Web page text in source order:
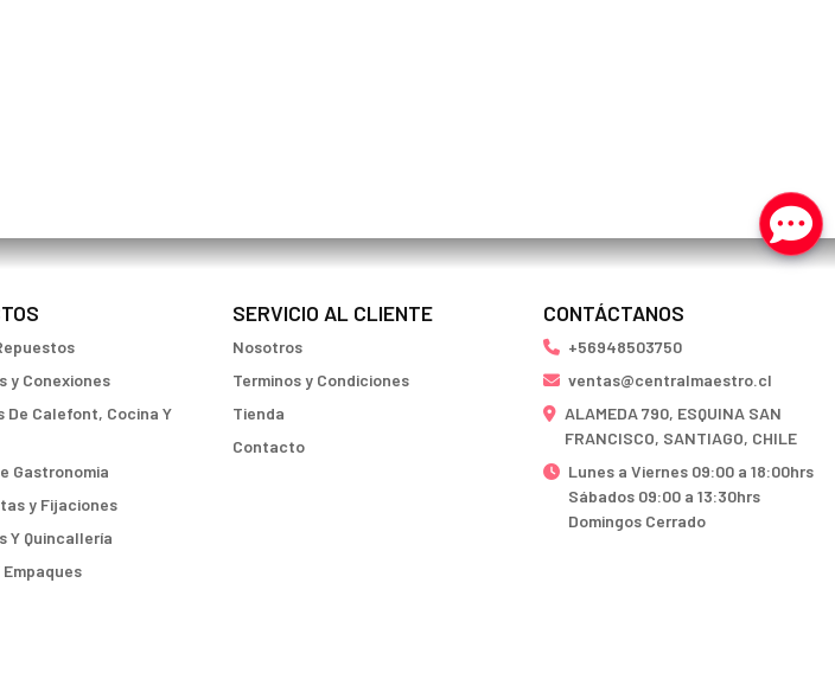
y Conexiones
De Calefont, Cocina Y
Gastronomia
y Fijaciones
Y Quincallería
SERVICIO AL CLIENTE
Nosotros
Terminos y Condiciones
Tienda
Contacto
CONTÁCTANOS
+56948503750
ventas@centralmaestro.cl
ALAMEDA 790, ESQUINA SAN
FRANCISCO, SANTIAGO, CHILE
Lunes a Viernes 09:00 a 18:00hrs
Sábados 09:00 a 13:30hrs
Domingos Cerrado